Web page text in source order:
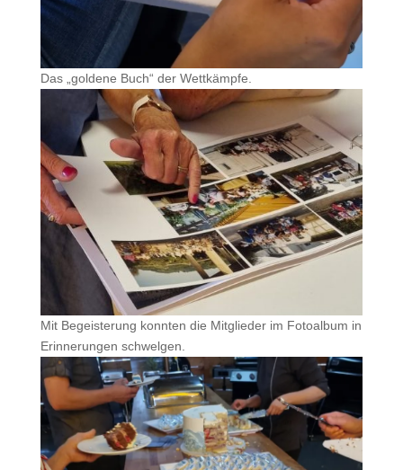
Das „goldene Buch“ der Wettkämpfe.
Mit Begeisterung konnten die Mitglieder im Fotoalbum in
Erinnerungen schwelgen.